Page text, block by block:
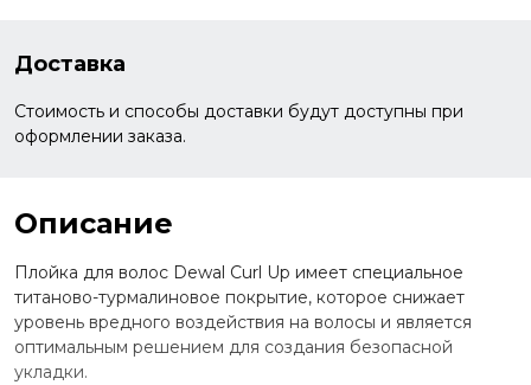
Доставка
Стоимость и способы доставки будут доступны при
оформлении заказа.
Описание
Плойка для волос Dewal Сurl Up имеет специальное
титаново-турмалиновое покрытие, которое снижает
уровень вредного воздействия на волосы и является
оптимальным решением для создания безопасной
укладки.